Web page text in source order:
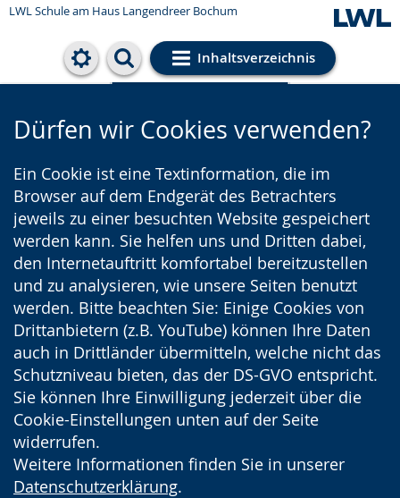
LWL Schule am Haus Langendreer Bochum
Inhaltsverzeichnis
Cookie-Einstellungen
Dürfen wir Cookies verwenden?
Ein Cookie ist eine Textinformation, die im
Browser auf dem Endgerät des Betrachters
jeweils zu einer besuchten Website gespeichert
werden kann. Sie helfen uns und Dritten dabei,
den Internetauftritt komfortabel bereitzustellen
und zu analysieren, wie unsere Seiten benutzt
werden. Bitte beachten Sie: Einige Cookies von
Drittanbietern (z.B. YouTube) können Ihre Daten
auch in Drittländer übermitteln, welche nicht das
Schutzniveau bieten, das der DS-GVO entspricht.
Sie können Ihre Einwilligung jederzeit über die
Cookie-Einstellungen unten auf der Seite
widerrufen.
Weitere Informationen finden Sie in unserer
Datenschutzerklärung.